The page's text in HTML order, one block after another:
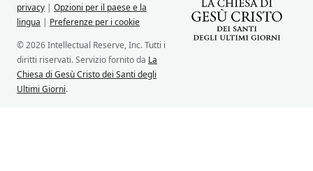
privacy | Opzioni per il paese e la
lingua | Preferenze per i cookie
© 2026 Intellectual Reserve, Inc. Tutti i
diritti riservati. Servizio fornito da La
Chiesa di Gesù Cristo dei Santi degli
Ultimi Giorni.